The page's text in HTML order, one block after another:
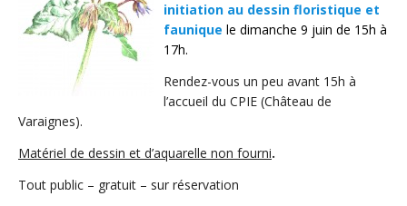
initiation au dessin floristique et
faunique le dimanche 9 juin de 15h à
17h.
Rendez-vous un peu avant 15h à
l’accueil du CPIE (Château de
Varaignes).
Matériel de dessin et d’aquarelle non fourni.
Tout public – gratuit – sur réservation